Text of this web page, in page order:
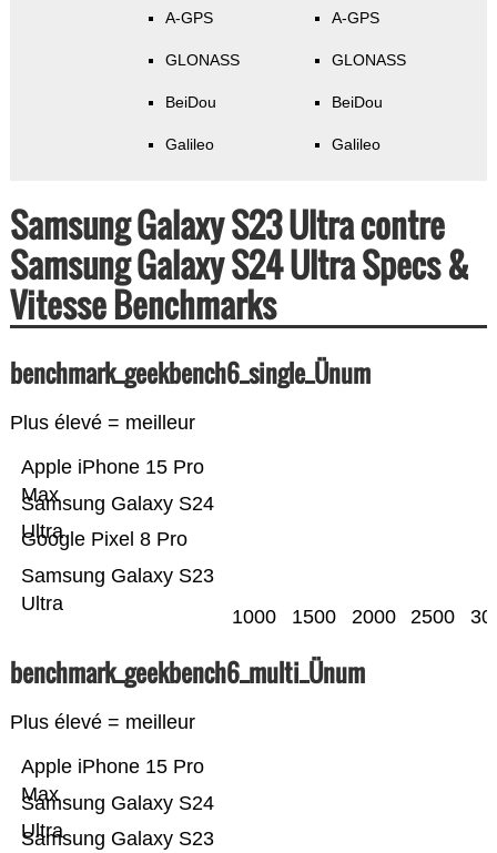
A-GPS
GLONASS
BeiDou
Galileo
A-GPS
GLONASS
BeiDou
Galileo
Samsung Galaxy S23 Ultra contre
Samsung Galaxy S24 Ultra Specs &
Vitesse Benchmarks
benchmark_geekbench6_single_Ünum
Plus élevé = meilleur
Samsung Galaxy S23
Ultra
Google Pixel 8 Pro
Samsung Galaxy S24
Ultra
Apple iPhone 15 Pro
Max
1000 1500 2000 2500
benchmark_geekbench6_multi_Ünum
Plus élevé = meilleur
Samsung Galaxy S23
Samsung Galaxy S24
Ultra
Apple iPhone 15 Pro
Max